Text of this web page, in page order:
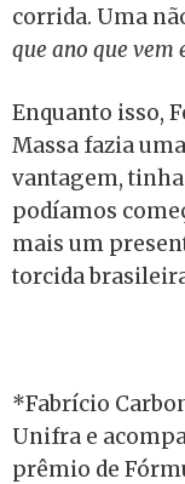
corrida. Uma
que ano que vem
Enquanto isso,
Massa fazia
vantagem,
podíamos
mais um
torcida
*Fabrício
Unifra e
prêmio de